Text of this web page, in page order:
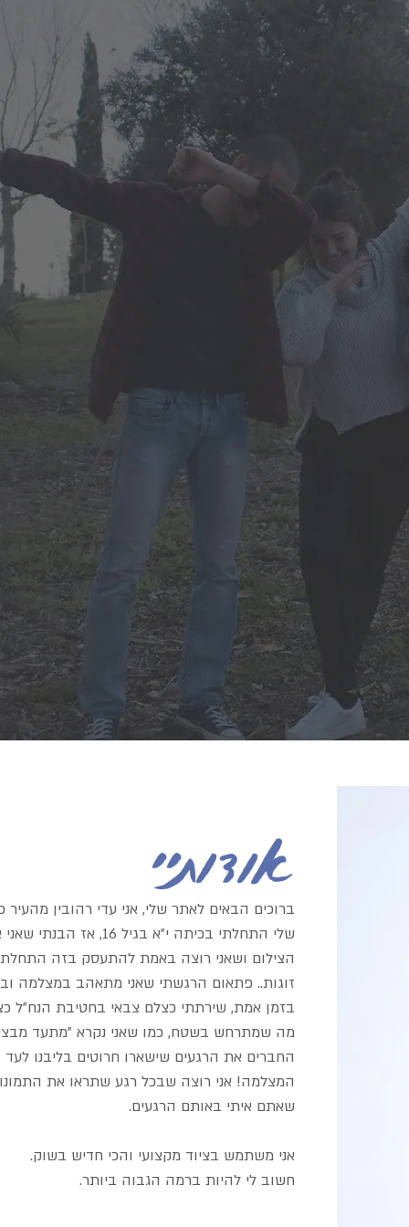
אודותיי
ברוכים הבאים לאתר שלי, אני עדי רהובין מהעיר
שלי התחלתי בכיתה י"א בגיל 16, א
ז הבנתי
הצילום ושאני רוצה באמת להתעסק בזה
זוגות.. פתאום הרגשתי שאני מתאהב במצלמה
בזמן אמת, שירתתי כצלם צבאי בחטיבת הנח"ל
מה שמתרחש בשטח, כמו שאני נקרא "מתעד
החברים את הרגעים שישארו חרוטים בליבנו
המצלמה! אני רוצה שבכל רגע שתראו את
שאתם איתי באותם הרגעים.
אני משתמש בציוד מקצועי והכי חדיש בשוק.
חשוב לי להיות ברמה הגבוה ביותר.​